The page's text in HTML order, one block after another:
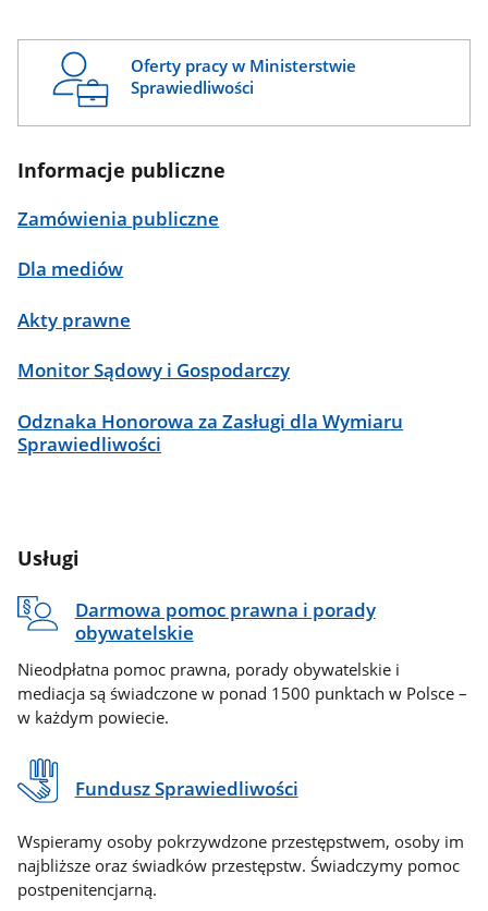
Oferty pracy w Ministerstwie
Sprawiedliwości
Informacje publiczne
Zamówienia publiczne
Dla mediów
Akty prawne
Monitor Sądowy i Gospodarczy
Odznaka Honorowa za Zasługi dla Wymiaru
Sprawiedliwości
Usługi
Darmowa pomoc prawna i porady
obywatelskie
Nieodpłatna pomoc prawna, porady obywatelskie i
mediacja są świadczone w ponad 1500 punktach w Polsce –
w każdym powiecie.
Fundusz Sprawiedliwości
Wspieramy osoby pokrzywdzone przestępstwem, osoby im
najbliższe oraz świadków przestępstw. Świadczymy pomoc
postpenitencjarną.